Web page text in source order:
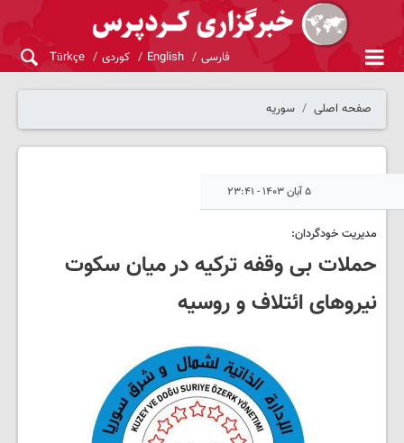
فارسی English کوردی Türkçe
صفحه اصلی سوریه
۵ آبان ۱۴۰۳ - ۲۳:۴۱
مدیریت خودگردان:
حملات بی وقفه ترکیه در میان سکوت
نیروهای ائتلاف و روسیه